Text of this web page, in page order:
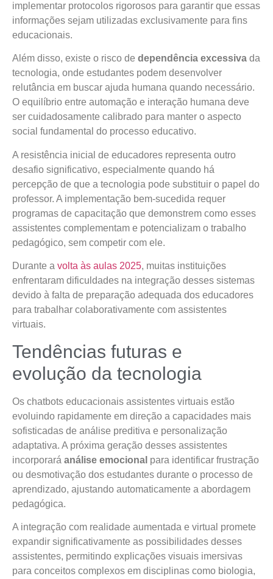
implementar protocolos rigorosos para garantir que essas
informações sejam utilizadas exclusivamente para fins
educacionais.
Além disso, existe o risco de dependência excessiva da
tecnologia, onde estudantes podem desenvolver
relutância em buscar ajuda humana quando necessário.
O equilíbrio entre automação e interação humana deve
ser cuidadosamente calibrado para manter o aspecto
social fundamental do processo educativo.
A resistência inicial de educadores representa outro
desafio significativo, especialmente quando há
percepção de que a tecnologia pode substituir o papel do
professor. A implementação bem-sucedida requer
programas de capacitação que demonstrem como esses
assistentes complementam e potencializam o trabalho
pedagógico, sem competir com ele.
Durante a volta às aulas 2025, muitas instituições
enfrentaram dificuldades na integração desses sistemas
devido à falta de preparação adequada dos educadores
para trabalhar colaborativamente com assistentes
virtuais.
Tendências futuras e
evolução da tecnologia
Os chatbots educacionais assistentes virtuais estão
evoluindo rapidamente em direção a capacidades mais
sofisticadas de análise preditiva e personalização
adaptativa. A próxima geração desses assistentes
incorporará análise emocional para identificar frustração
ou desmotivação dos estudantes durante o processo de
aprendizado, ajustando automaticamente a abordagem
pedagógica.
A integração com realidade aumentada e virtual promete
expandir significativamente as possibilidades desses
assistentes, permitindo explicações visuais imersivas
para conceitos complexos em disciplinas como biologia,